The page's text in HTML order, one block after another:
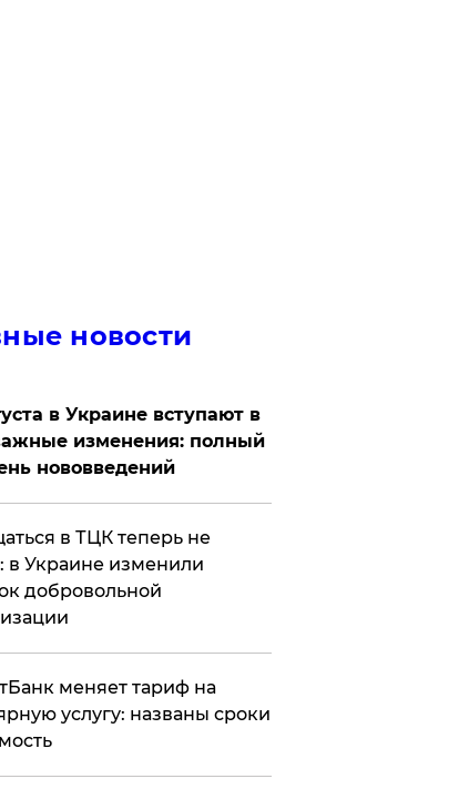
новости
в Украине вступают в
изменения: полный
нововведений
в ТЦК теперь не
в Украине изменили
добровольной
меняет тариф на
услугу: названы сроки